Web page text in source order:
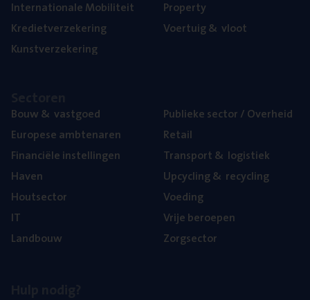
Inter­na­ti­o­na­le Mobiliteit
Kre­diet­ver­ze­ke­ring
Kunst­ver­ze­ke­ring
Pro­per­ty
Voer­tuig& vloot
Bouw& vastgoed
Euro­pe­se ambtenaren
Finan­ci­ë­le instellingen
Haven
Hout­sec­tor
IT
Land­bouw
Publie­ke sec­tor / Overheid
Retail
Trans­port& logistiek
Upcy­cling& recycling
Voe­ding
Vrije beroe­pen
Zorg­sec­tor